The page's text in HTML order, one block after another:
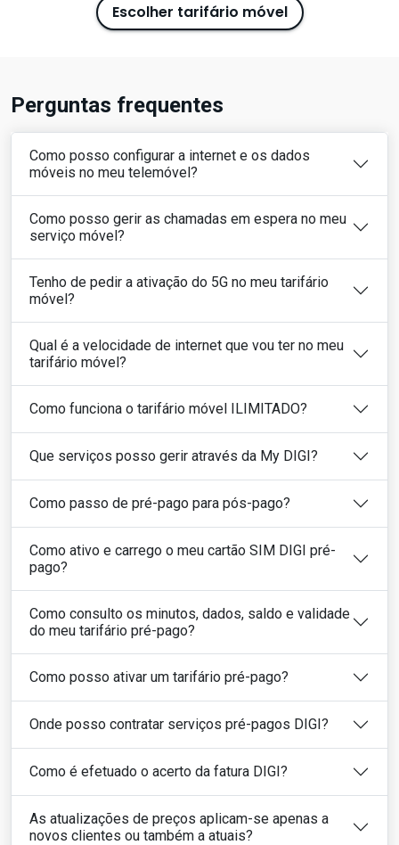
Escolher tarifário móvel
Perguntas frequentes
Como posso configurar a internet e os dados
móveis no meu telemóvel?
Como posso gerir as chamadas em espera no meu
serviço móvel?
Tenho de pedir a ativação do 5G no meu tarifário
móvel?
Qual é a velocidade de internet que vou ter no meu
tarifário móvel?
Como funciona o tarifário móvel ILIMITADO?
Que serviços posso gerir através da My DIGI?
Como passo de pré-pago para pós-pago?
Como ativo e carrego o meu cartão SIM DIGI pré-
pago?
Como consulto os minutos, dados, saldo e validade
do meu tarifário pré-pago?
Como posso ativar um tarifário pré-pago?
Onde posso contratar serviços pré-pagos DIGI?
Como é efetuado o acerto da fatura DIGI?
As atualizações de preços aplicam-se apenas a
novos clientes ou também a atuais?